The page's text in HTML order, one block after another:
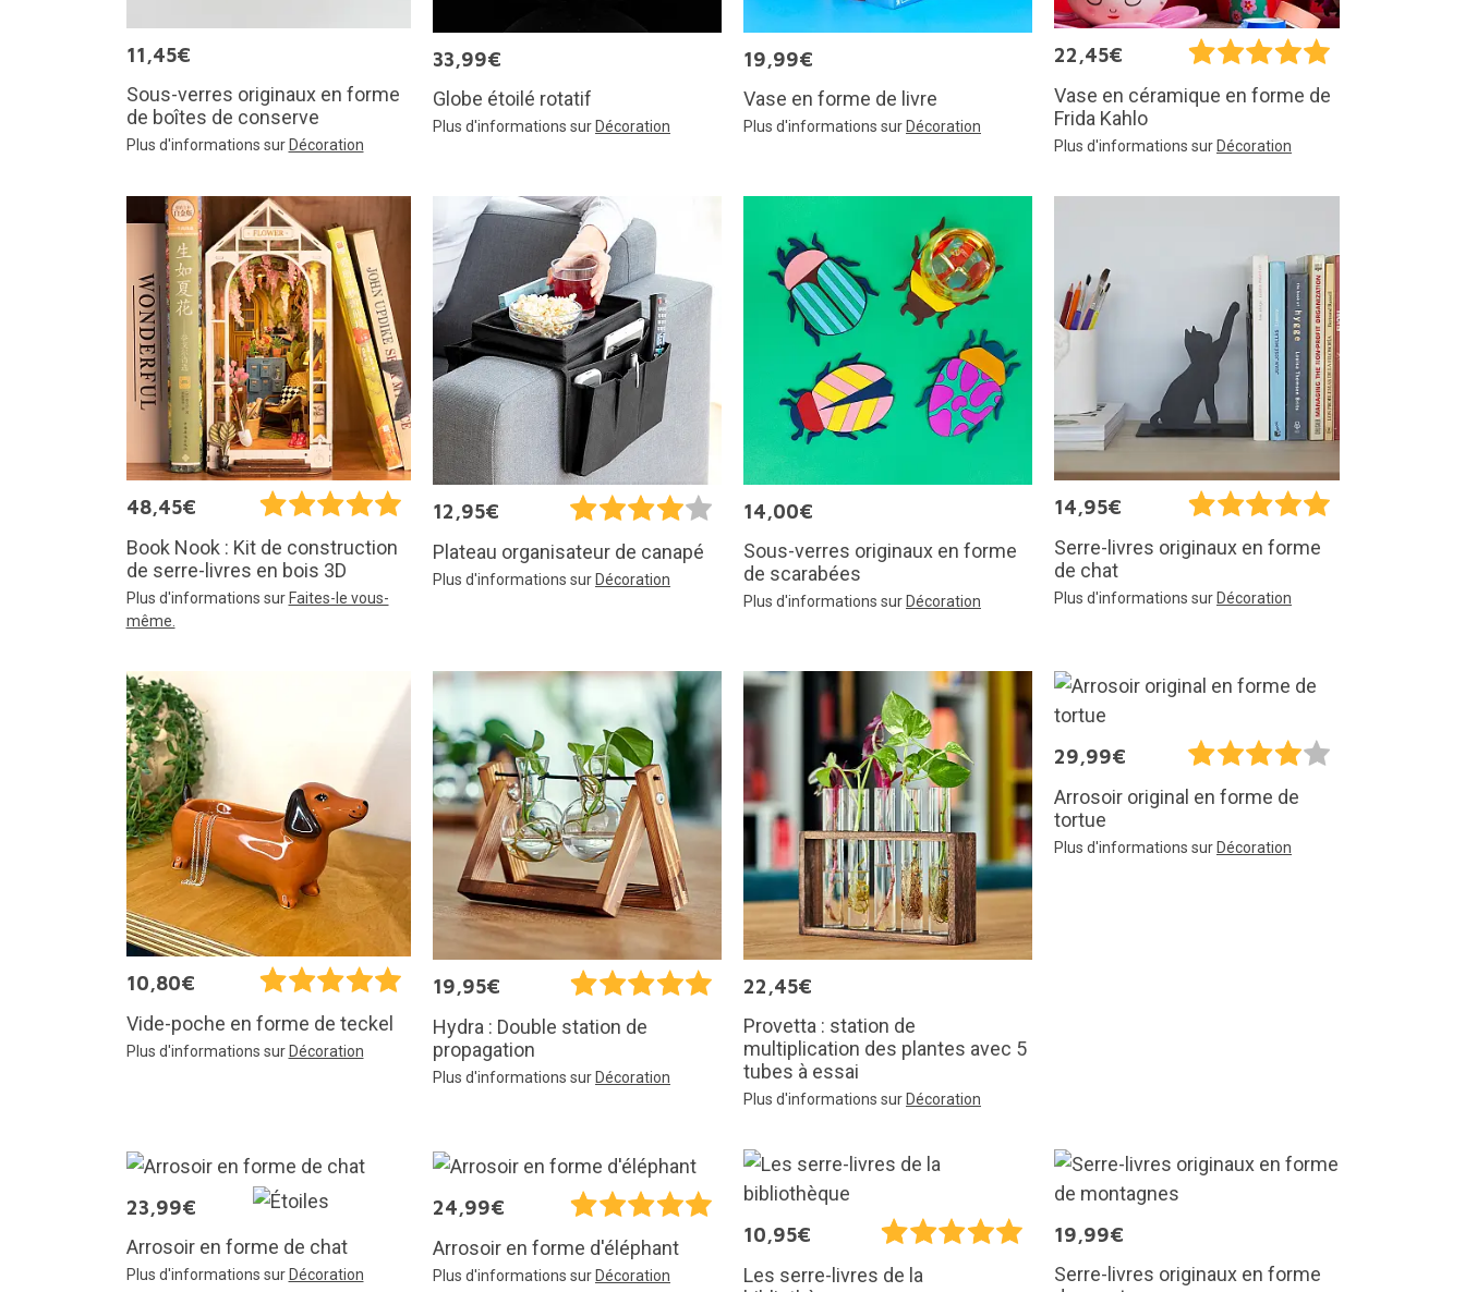
11,45€
Sous-verres originaux en forme
de boîtes de conserve
Plus d'informations sur Décoration
33,99€
Globe étoilé rotatif
Plus d'informations sur Décoration
19,99€
Vase en forme de livre
Plus d'informations sur Décoration
22,45€
Vase en céramique en forme de
Frida Kahlo
Plus d'informations sur Décoration
48,45€
Book Nook : Kit de construction
de serre-livres en bois 3D
Plus d'informations sur Faites-le vous-
même.
12,95€
Plateau organisateur de canapé
Plus d'informations sur Décoration
14,00€
Sous-verres originaux en forme
de scarabées
Plus d'informations sur Décoration
14,95€
Serre-livres originaux en forme
de chat
Plus d'informations sur Décoration
10,80€
Vide-poche en forme de teckel
Plus d'informations sur Décoration
19,95€
Hydra : Double station de
propagation
Plus d'informations sur Décoration
22,45€
Provetta : station de
multiplication des plantes avec 5
tubes à essai
Plus d'informations sur Décoration
29,99€
Arrosoir original en forme de
tortue
Plus d'informations sur Décoration
23,99€
Arrosoir en forme de chat
Plus d'informations sur Décoration
24,99€
Arrosoir en forme d'éléphant
Plus d'informations sur Décoration
10,95€
Les serre-livres de la
19,99€
Serre-livres originaux en forme